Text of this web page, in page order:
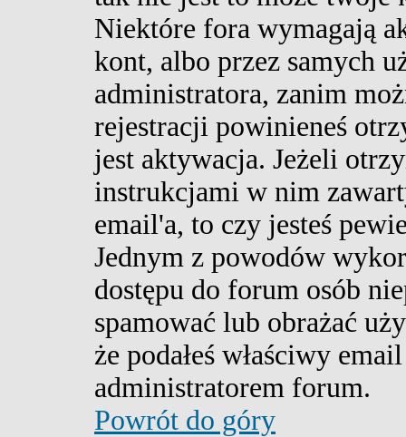
Niektóre fora wymagają
kont, albo przez samych
administratora, zanim
rejestracji powinieneś
jest aktywacja. Jeżeli
instrukcjami w nim
email'a, to czy jesteś
Jednym z powodów
dostępu do forum osób
spamować lub obrażać
że podałeś właściwy
administratorem forum.
Powrót do góry